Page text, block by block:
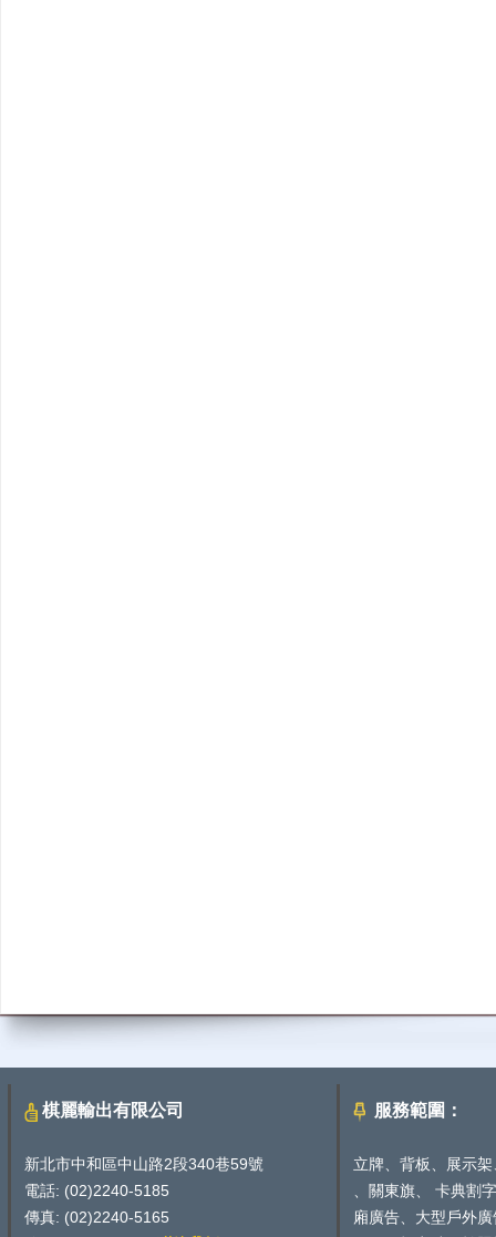
棋麗輸出有限公司
新北市中和區中山路2段340巷59號
電話: (02)2240-5185
傳真: (02)2240-5165
服務範圍：
立牌、背板、展示
、關東旗、 卡典割
廂廣告、大型戶外